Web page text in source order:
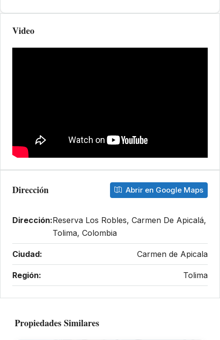
Video
Dirección Abrir en Google Maps
Dirección:Reserva Los Robles, Carmen De Apicalá,
Tolima, Colombia
Ciudad: Carmen de Apicala
Región: Tolima
Propiedades Similares